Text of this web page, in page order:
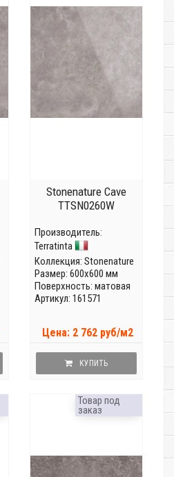
Stonenature Cave
TTSN0260W
Производитель:
Terratinta
Коллекция: Stonenature
Размер: 600x600 мм
Поверхность: матовая
Артикул: 161571
Цена: 2 762 руб/м2
КУПИТЬ
Товар под
заказ